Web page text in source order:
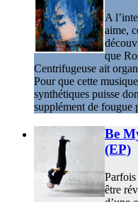
A
aime,
que
Centrifugeuse ait
Pour que cette
synthétiques puisse
supplément de
Be
(EP)
Parfois
être